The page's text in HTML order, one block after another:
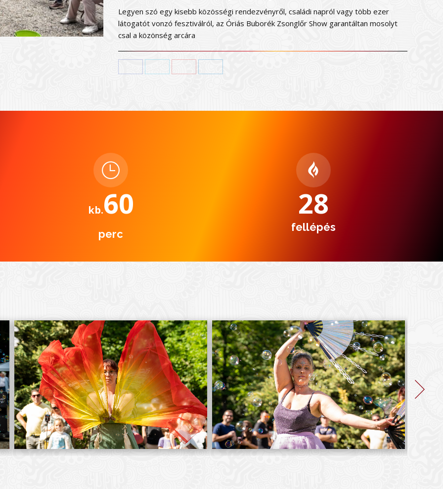
Legyen szó egy kisebb közösségi rendezvényről, családi napról vagy több ezer
látogatót vonzó fesztiválról, az Óriás Buborék Zsonglőr Show garantáltan mosolyt
csal a közönség arcára
FacebookTwitterPinterestLinkedIn
kb.60
perc
28
fellépés